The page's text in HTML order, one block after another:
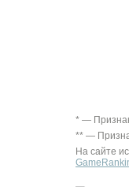
* —
** —
На сайте